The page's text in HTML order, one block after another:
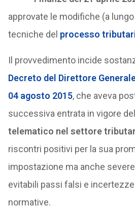
approvate le modifiche (a
tecniche del processo
Il provvedimento incide
Decreto del Direttore
04 agosto 2015, che aveva
successiva entrata in vigore del
telematico nel settore
riscontri positivi per la sua
impostazione ma anche
evitabili passi falsi e
normative.